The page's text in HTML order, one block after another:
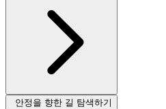
안정을 향한 길 탐색하기